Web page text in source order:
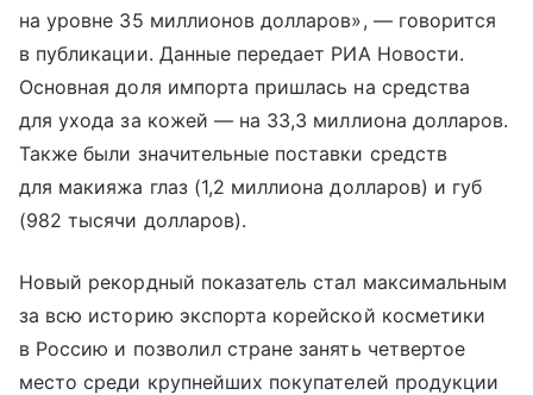
на уровне 35 миллионов долларов», — говорится
в публикации. Данные передает РИА Новости.
Основная доля импорта пришлась на средства
для ухода за кожей — на 33,3 миллиона долларов.
Также были значительные поставки средств
для макияжа глаз (1,2 миллиона долларов) и губ
(982 тысячи долларов).
Новый рекордный показатель стал максимальным
за всю историю экспорта корейской косметики
в Россию и позволил стране занять четвертое
место среди крупнейших покупателей продукции